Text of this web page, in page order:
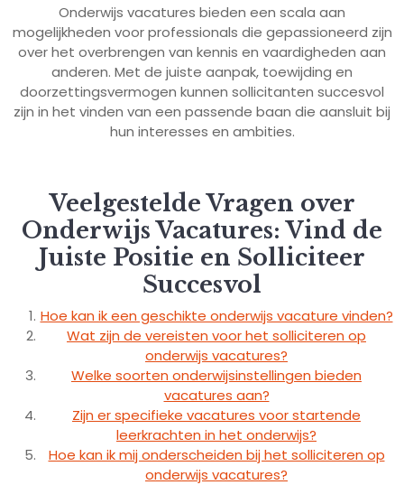
Onderwijs vacatures bieden een scala aan
mogelijkheden voor professionals die gepassioneerd zijn
over het overbrengen van kennis en vaardigheden aan
anderen. Met de juiste aanpak, toewijding en
doorzettingsvermogen kunnen sollicitanten succesvol
zijn in het vinden van een passende baan die aansluit bij
hun interesses en ambities.
Veelgestelde Vragen over
Onderwijs Vacatures: Vind de
Juiste Positie en Solliciteer
Succesvol
Hoe kan ik een geschikte onderwijs vacature vinden?
Wat zijn de vereisten voor het solliciteren op
onderwijs vacatures?
Welke soorten onderwijsinstellingen bieden
vacatures aan?
Zijn er specifieke vacatures voor startende
leerkrachten in het onderwijs?
Hoe kan ik mij onderscheiden bij het solliciteren op
onderwijs vacatures?